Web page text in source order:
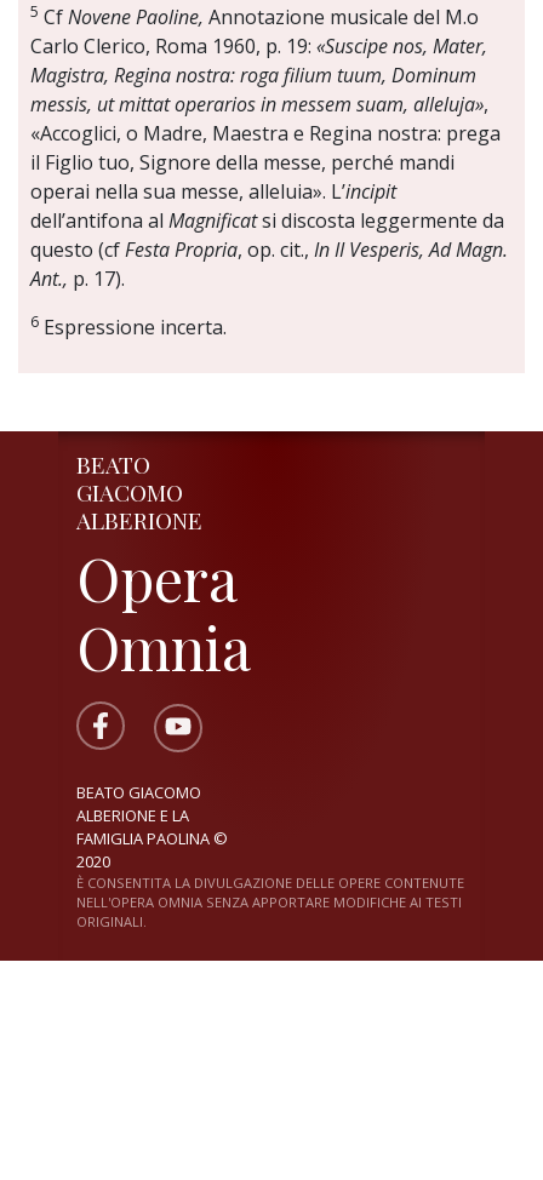
5 CfNovene Paoline, Annotazione musicale del M.o
Carlo Clerico, Roma 1960, p. 19: «Suscipe nos, Mater,
Magistra, Regina nostra: roga filium tuum, Dominum
messis, ut mittat operarios in messem suam, alleluja»,
«Accoglici, o Madre, Maestra e Regina nostra: prega
il Figlio tuo, Signore della messe, perché mandi
operai nella sua messe, alleluia». L’incipit
dell’antifona al Magnificatsi discosta leggermente da
questo (cfFesta Propria, op. cit., In II Vesperis, Ad Magn.
Ant., p. 17).
6 Espressione incerta.
BEATO
GIACOMO
ALBERIONE
Opera
Omnia
BEATO GIACOMO
ALBERIONE E LA
FAMIGLIA PAOLINA ©
2020
È CONSENTITA LA DIVULGAZIONE DELLE OPERE CONTENUTE
NELL'OPERA OMNIA SENZA APPORTARE MODIFICHE AI TESTI
ORIGINALI.